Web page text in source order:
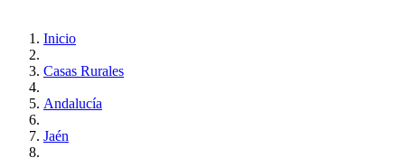
Inicio
Casas Rurales
Andalucía
Jaén